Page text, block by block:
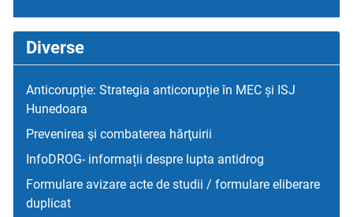
Diverse
Anticorupție: Strategia anticorupție în MEC și ISJ
Hunedoara
Prevenirea şi combaterea hărţuirii
InfoDROG- informații despre lupta antidrog
Formulare avizare acte de studii / formulare eliberare
duplicat